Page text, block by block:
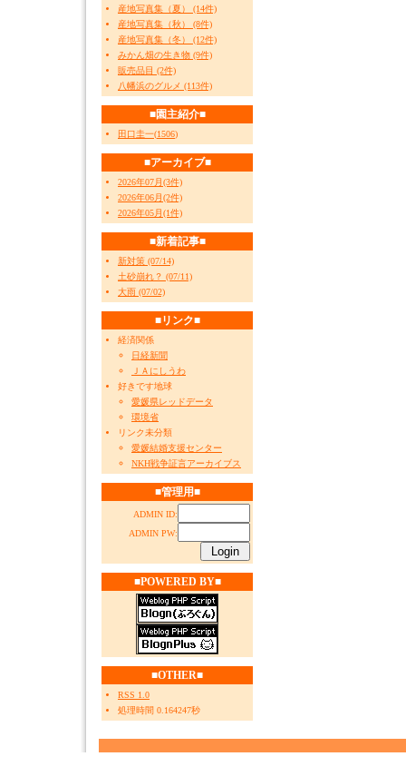
産地写真集（夏） (14件)
産地写真集（秋） (8件)
産地写真集（冬） (12件)
みかん畑の生き物 (9件)
販売品目 (2件)
八幡浜のグルメ (113件)
■園主紹介■
田口圭一(1506)
■アーカイブ■
2026年07月(3件)
2026年06月(2件)
2026年05月(1件)
■新着記事■
新対策 (07/14)
土砂崩れ？ (07/11)
大雨 (07/02)
■リンク■
経済関係
日経新聞
ＪＡにしうわ
好きです地球
愛媛県レッドデータ
環境省
リンク未分類
愛媛結婚支援センター
NKH戦争証言アーカイブス
■管理用■
ADMIN ID:
ADMIN PW:
■POWERED BY■
■OTHER■
RSS 1.0
処理時間 0.164247秒